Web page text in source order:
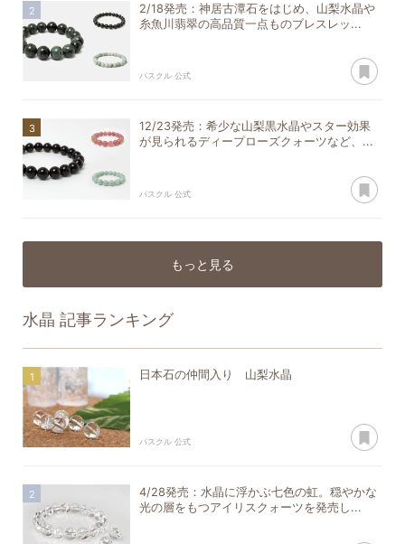
2/18発売：神居古潭石をはじめ、山梨水晶や
糸魚川翡翠の高品質一点ものブレスレッ...
パスクル 公式
12/23発売：希少な山梨黒水晶やスター効果
が見られるディープローズクォーツなど、...
パスクル 公式
もっと見る
水晶 記事ランキング
日本石の仲間入り 山梨水晶
パスクル 公式
4/28発売：水晶に浮かぶ七色の虹。穏やかな
光の層をもつアイリスクォーツを発売し...